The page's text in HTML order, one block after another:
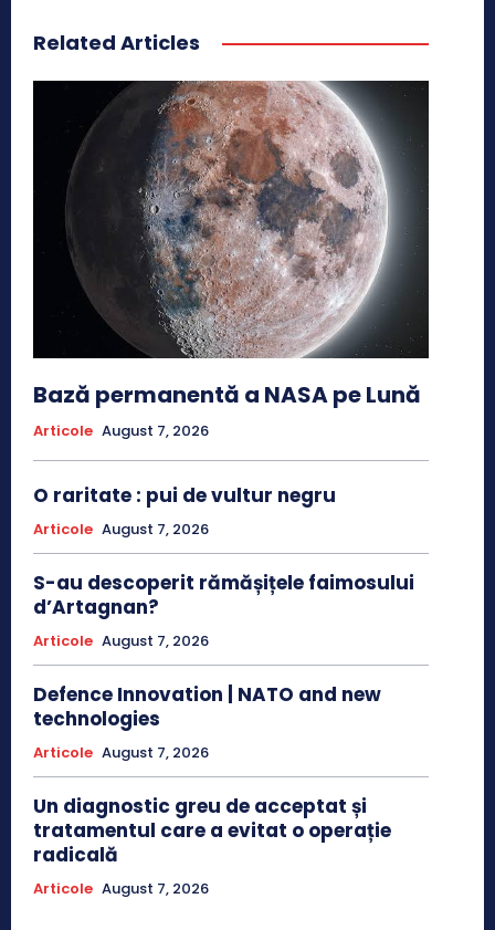
Related Articles
Bază permanentă a NASA pe Lună
Articole August 7, 2026
O raritate : pui de vultur negru
Articole August 7, 2026
S-au descoperit rămășițele faimosului
d’Artagnan?
Articole August 7, 2026
Defence Innovation | NATO and new
technologies
Articole August 7, 2026
Un diagnostic greu de acceptat și
tratamentul care a evitat o operație
radicală
Articole August 7, 2026